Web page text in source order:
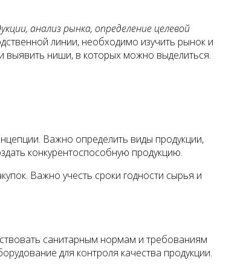
анализ рынка, определение целевой
линии, необходимо изучить рынок и
выявить ниши, в которых можно выделиться.
Важно определить виды продукции,
конкурентоспособную продукцию.
Важно учесть сроки годности сырья и
санитарным нормам и требованиям
для контроля качества продукции.